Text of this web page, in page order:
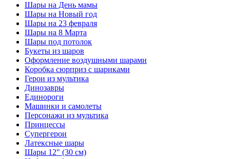
Шары на День мамы
Шары на Новый год
Шары на 23 февраля
Шары на 8 Марта
Шары под потолок
Букеты из шаров
Оформление воздушными шарами
Коробка сюрприз с шариками
Герои из мультика
Динозавры
Единороги
Машинки и самолеты
Персонажи из мультика
Принцессы
Супергерои
Латексные шары
Шары 12" (30 см)